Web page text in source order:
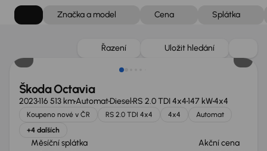
Značka a model Cena Splátka
Řazení Uložit hledání
Zlevněno o 75 000 Kč
Škoda Octavia
2023116 513 kmAutomatDiesel RS 2.0 TDI 4x4147 kW4x4
Koupeno nové v ČR RS 2.0 TDI 4x4 4x4
Automat
+4 dalších
Měsíční splátka Akční cena